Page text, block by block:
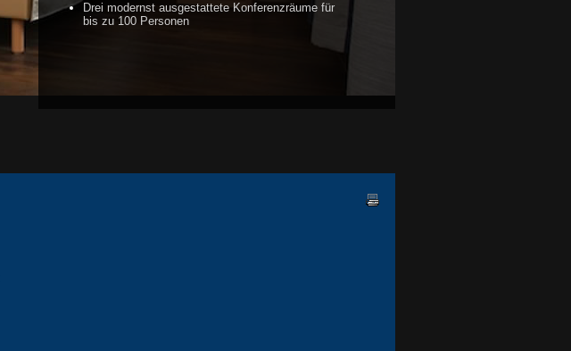
Drei modernst ausgestattete Konferenzräume für
bis zu 100 Personen